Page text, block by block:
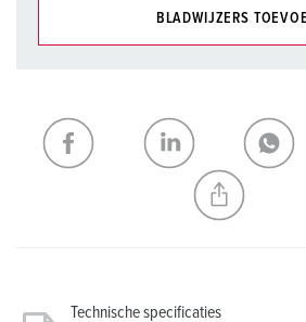
BLADWIJZERS
Mijn lijst
NIEUW LIJST MAKEN
Technische specificaties